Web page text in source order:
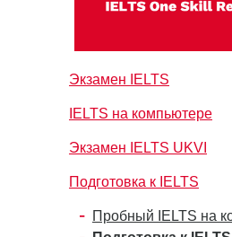
Экзамен IELTS
IELTS на компьютере
Экзамен IELTS UKVI
Подготовка к IELTS
Пробный IELTS на